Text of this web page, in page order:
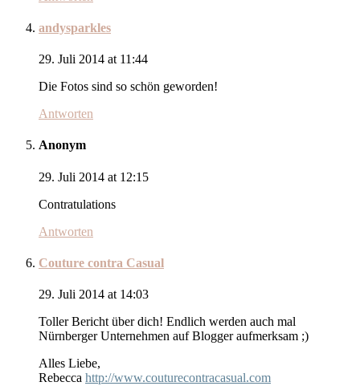
andysparkles
29. Juli 2014 at 11:44
Die Fotos sind so schön geworden!
Antworten
Anonym
29. Juli 2014 at 12:15
Contratulations
Antworten
Couture contra Casual
29. Juli 2014 at 14:03
Toller Bericht über dich! Endlich werden auch mal
Nürnberger Unternehmen auf Blogger aufmerksam ;)
Alles Liebe,
Rebecca http://www.couturecontracasual.com